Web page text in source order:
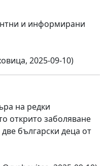
и информирани
2025-09-10)
на редки
открито заболяване
български деца от